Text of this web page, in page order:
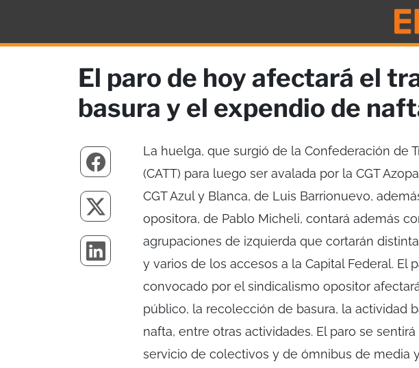
El paro de hoy afectará el
basura y el expendio de
La huelga, que surgió de la Confederación de
(CATT) para luego ser avalada por la CGT
CGT Azul y Blanca, de Luis Barrionuevo,
opositora, de Pablo Micheli, contará además
agrupaciones de izquierda que cortarán
y varios de los accesos a la Capital Federal. El
convocado por el sindicalismo opositor
público, la recolección de basura, la actividad
nafta, entre otras actividades. El paro se
servicio de colectivos y de ómnibus de media